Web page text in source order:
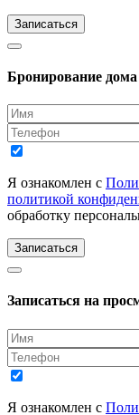
Записаться
Бронирование дома
Я ознакомлен с
политикой
обработку
Записаться
Записаться на
Я ознакомлен с